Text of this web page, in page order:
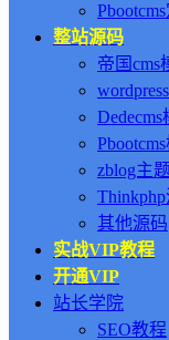
整站源码
帝国cms
Dedecms
zblog主题
其他源码
实战VIP教程
开通VIP
站长学院
SEO教程